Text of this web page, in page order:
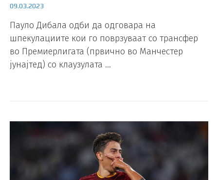
09.03.2023
Пауло Дибала одби да одговара на
шпекулациите кои го поврзуваат со трансфер
во Премиерлигата (првично во Манчестер
јунајтед) со клаузулата …